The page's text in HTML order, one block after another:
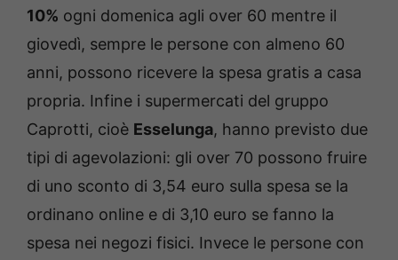
10% ogni domenica agli over 60 mentre il
giovedì, sempre le persone con almeno 60
anni, possono ricevere la spesa gratis a casa
propria. Infine i supermercati del gruppo
Caprotti, cioè Esselunga, hanno previsto due
tipi di agevolazioni: gli over 70 possono fruire
di uno sconto di 3,54 euro sulla spesa se la
ordinano online e di 3,10 euro se fanno la
spesa nei negozi fisici. Invece le persone con